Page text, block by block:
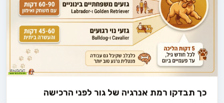
כך תבדקו רמת אנרגיה של גור לפני הרכישה